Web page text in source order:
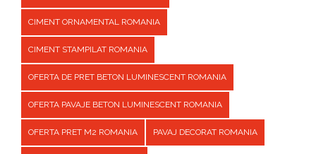
CIMENT ORNAMENTAL ROMANIA
CIMENT STAMPILAT ROMANIA
OFERTA DE PRET BETON LUMINESCENT ROMANIA
OFERTA PAVAJE BETON LUMINESCENT ROMANIA
OFERTA PRET M2 ROMANIA PAVAJ DECORAT ROMANIA